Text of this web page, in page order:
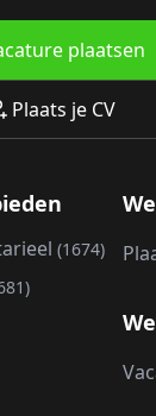
Plaats je CV
plaatsen
(1674)